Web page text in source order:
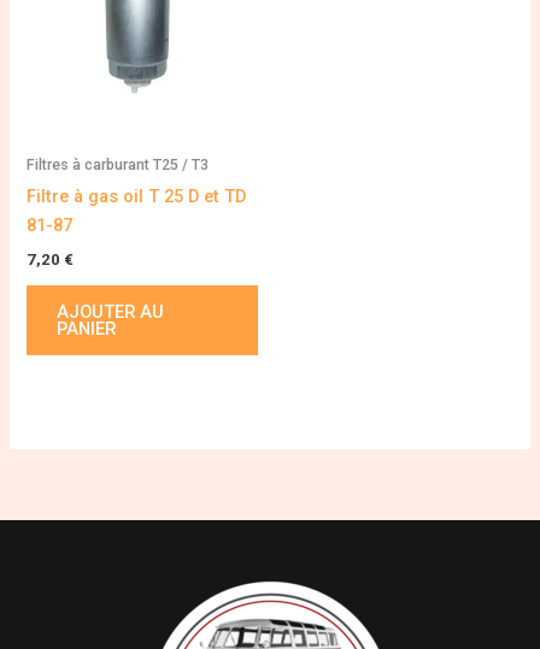
Filtres à carburant T25 / T3
Filtre à gas oil T 25 D et TD
81-87
7,20 €
AJOUTER AU
PANIER